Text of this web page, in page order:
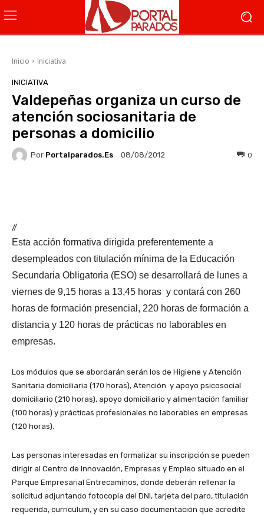
Inicio Iniciativa
INICIATIVA
Valdepeñas organiza un curso de
atención sociosanitaria de
personas a domicilio
Por Portalparados.es 08/08/2012 0
//
Esta acción formativa dirigida preferentemente a
desempleados con titulación mínima de la Educación
Secundaria Obligatoria (ESO) se desarrollará de lunes a
viernes de 9,15 horas a 13,45 horas y contará con 260
horas de formación presencial, 220 horas de formación a
distancia y 120 horas de prácticas no laborables en
empresas.
Los módulos que se abordarán serán los de Higiene y Atención
Sanitaria domiciliaria (170 horas), Atención y apoyo psicosocial
domiciliario (210 horas), apoyo domiciliario y alimentación familiar
(100 horas) y prácticas profesionales no laborables en empresas
(120 horas).
Las personas interesadas en formalizar su inscripción se pueden
dirigir al Centro de Innovación, Empresas y Empleo situado en el
Parque Empresarial Entrecaminos, donde deberán rellenar la
solicitud adjuntando fotocopia del DNI, tarjeta del paro, titulación
requerida, currículum, y en su caso documentación que acredite